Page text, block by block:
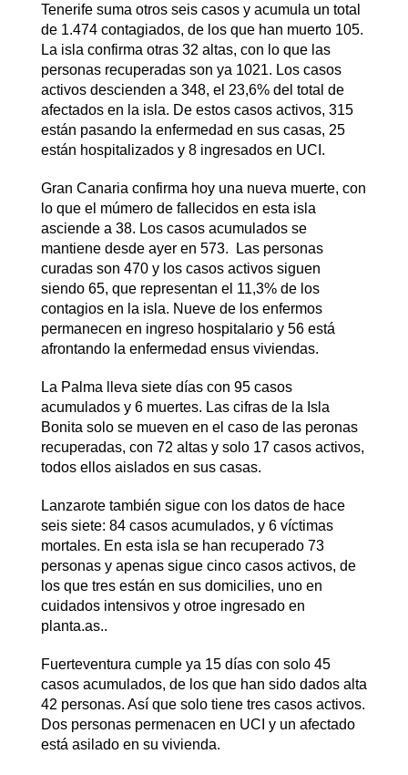
Tenerife suma otros seis casos y acumula un total
de 1.474 contagiados, de los que han muerto 105.
La isla confirma otras 32 altas, con lo que las
personas recuperadas son ya 1021. Los casos
activos descienden a 348, el 23,6% del total de
afectados en la isla. De estos casos activos, 315
están pasando la enfermedad en sus casas, 25
están hospitalizados y 8 ingresados en UCI.
Gran Canaria confirma hoy una nueva muerte, con
lo que el múmero de fallecidos en esta isla
asciende a 38. Los casos acumulados se
mantiene desde ayer en 573. Las personas
curadas son 470 y los casos activos siguen
siendo 65, que representan el 11,3% de los
contagios en la isla. Nueve de los enfermos
permanecen en ingreso hospitalario y 56 está
afrontando la enfermedad ensus viviendas.
La Palma lleva siete días con 95 casos
acumulados y 6 muertes. Las cifras de la Isla
Bonita solo se mueven en el caso de las peronas
recuperadas, con 72 altas y solo 17 casos activos,
todos ellos aislados en sus casas.
Lanzarote también sigue con los datos de hace
seis siete: 84 casos acumulados, y 6 víctimas
mortales. En esta isla se han recuperado 73
personas y apenas sigue cinco casos activos, de
los que tres están en sus domicilies, uno en
cuidados intensivos y otroe ingresado en
planta.as..
Fuerteventura cumple ya 15 días con solo 45
casos acumulados, de los que han sido dados alta
42 personas. Así que solo tiene tres casos activos.
Dos personas permenacen en UCI y un afectado
está asilado en su vivienda.